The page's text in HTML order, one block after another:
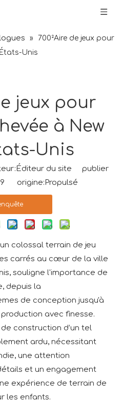
»
700²Aire de jeux pour
Unis
jeux pour
à New
Unis
du site publier
19 origine:Propulsé
colossal terrain de jeu
carrés au cœur de la ville
souligne l'importance de
depuis la
de conception jusqu'à
avec finesse.
construction d’un tel
ardu, nécessitant
une attention
et un engagement
expérience de terrain de
les enfants.